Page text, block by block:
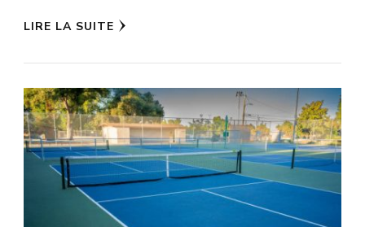
LIRE LA SUITE